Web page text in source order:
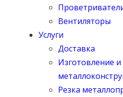
Вентиляторы
Услуги
Доставка
Изготовление
Резка